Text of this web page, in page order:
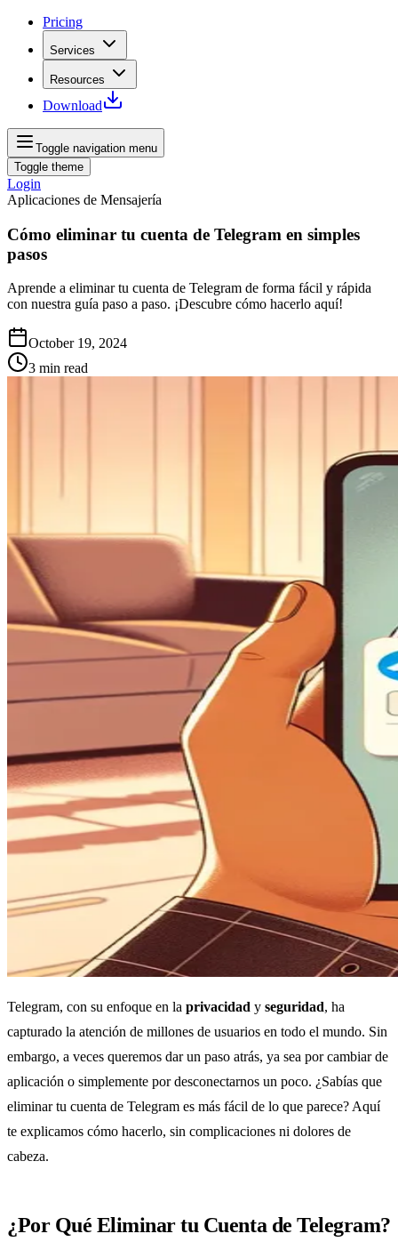
Pricing
Services
Resources
Download
Toggle navigation menu
Toggle theme
Login
Aplicaciones de Mensajería
Cómo eliminar tu cuenta de Telegram en simples
pasos
Aprende a eliminar tu cuenta de Telegram de forma fácil y rápida
con nuestra guía paso a paso. ¡Descubre cómo hacerlo aquí!
October 19, 2024
3 min read
Telegram, con su enfoque en la privacidad y seguridad, ha
capturado la atención de millones de usuarios en todo el mundo. Sin
embargo, a veces queremos dar un paso atrás, ya sea por cambiar de
aplicación o simplemente por desconectarnos un poco. ¿Sabías que
eliminar tu cuenta de Telegram es más fácil de lo que parece? Aquí
te explicamos cómo hacerlo, sin complicaciones ni dolores de
cabeza.
¿Por Qué Eliminar tu Cuenta de Telegram?